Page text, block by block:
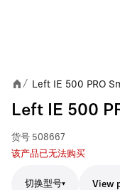
/ Left IE 500 PRO
Left IE 500
货号 508667
该产品已无法购买
切换型号 View